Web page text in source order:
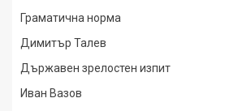
Граматична норма
Димитър Талев
Държавен зрелостен изпит
Иван Вазов